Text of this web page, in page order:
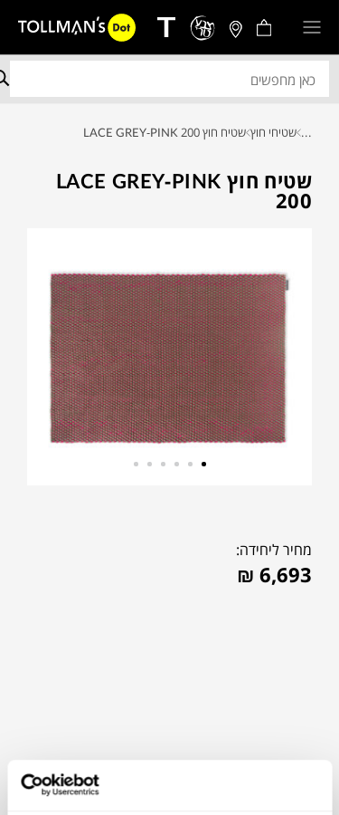
... שטיחי חוץ שטיח חוץ LACE GREY-PINK 200
שטיח חוץ LACE GREY-PINK
200
מחיר ליחידה:
₪ 6,693